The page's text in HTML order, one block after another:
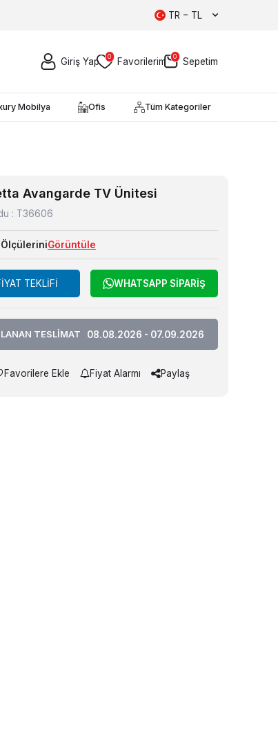
TR − TL
Giriş Yap 0 Favorilerim 0 Sepetim
Mobilya Ofis Tüm Kategoriler
Avangarde TV Ünitesi
: T36606
Görüntüle
TEKLİFİ WHATSAPP SİPARİŞ
TESLİMAT 08.08.2026 - 07.09.2026
Favorilere Ekle Fiyat Alarmı Paylaş